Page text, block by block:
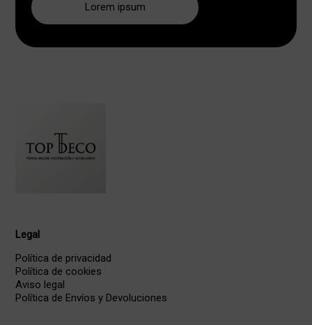
Lorem ipsum
Legal
Política de privacidad
Política de cookies
Aviso legal
Política de Envíos y Devoluciones